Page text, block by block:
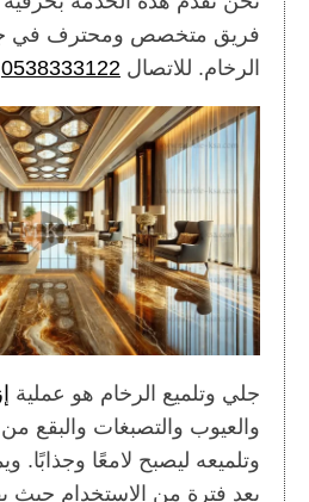
فريق متخصص ومحترف في
الرخام. للاتصال 0538333122
جلي وتلميع الرخام هو عملية
والعيوب والتصبغات والبقع
وتلميعه ليصبح لامعًا وجذابًا.
بعد فترة من الاستخدام حيث